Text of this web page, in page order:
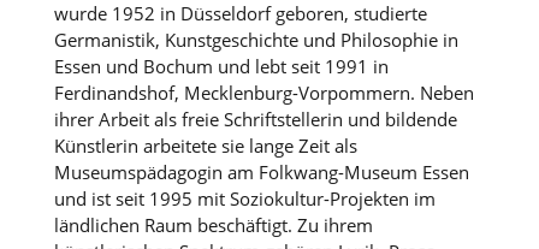
wurde 1952 in Düsseldorf geboren, studierte
Germanistik, Kunstgeschichte und Philosophie in
Essen und Bochum und lebt seit 1991 in
Ferdinandshof, Mecklenburg-Vorpommern. Neben
ihrer Arbeit als freie Schriftstellerin und bildende
Künstlerin arbeitete sie lange Zeit als
Museumspädagogin am Folkwang-Museum Essen
und ist seit 1995 mit Soziokultur-Projekten im
ländlichen Raum beschäftigt. Zu ihrem